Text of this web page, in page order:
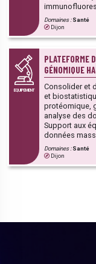
immunofluorescence,
traitements
Domaines :Santé
Dijon
EQUIPEMENT
PLATEFORME
GÉNOMIQUE
Consolider et
et
protéomique,
analyse des
Support aux
données
l'analyse et
l'utilisation du
diagnostic
anomalies
Domaines :Santé
Dijon